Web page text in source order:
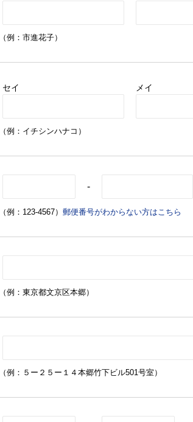
（例：市進花子）
セイ メイ
（例：イチシンハナコ）
-
（例：123-4567） 郵便番号がわからない方はこちら
（例：東京都文京区本郷）
（例：５ー２５ー１４本郷竹下ビル501号室）